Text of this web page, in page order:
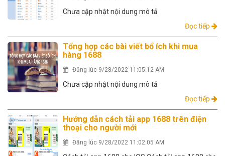
Chưa cập nhật nội dung mô tả
Đọc tiếp
Tổng hợp các bài viết bổ ích khi mua
hàng 1688
Đăng lúc 9/28/2022 11:05:12 AM
Chưa cập nhật nội dung mô tả
Đọc tiếp
Hướng dẫn cách tải app 1688 trên điện
thoại cho người mới
Đăng lúc 9/28/2022 11:02:05 AM